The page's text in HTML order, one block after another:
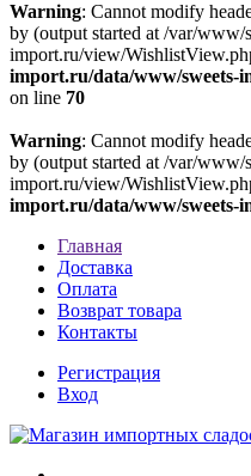
Warning: Cannot modify
by (output started at /var/
import.ru/view/
import.ru/data/www/sweets-
on line 70
Warning: Cannot modify
by (output started at /var/
import.ru/view/
import.ru/data/www/sweets-
Главная
Доставка
Оплата
Возврат товара
Контакты
Регистрация
Вход